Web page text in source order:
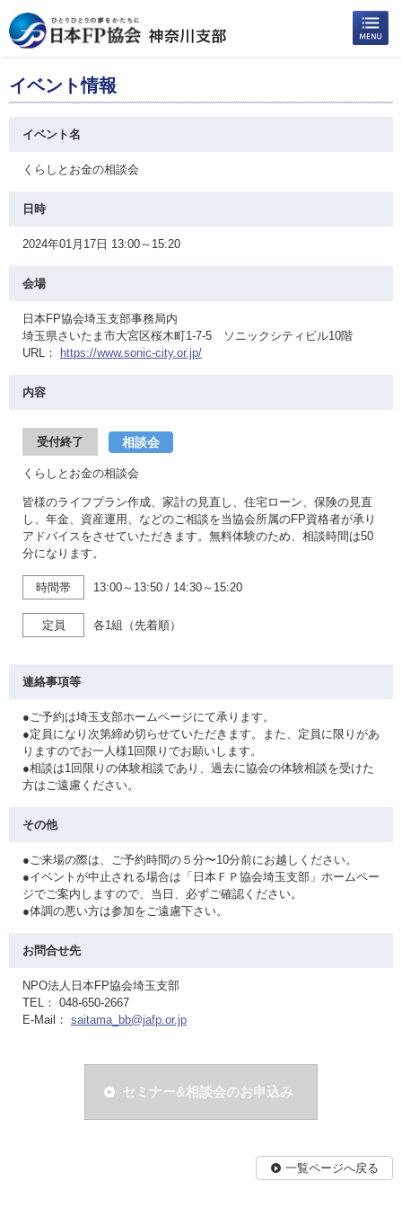
イベント情報
イベント名
くらしとお金の相談会
日時
2024年01月17日 13:00～15:20
会場
日本FP協会埼玉支部事務局内
埼玉県さいたま市大宮区桜木町1-7-5 ソニックシティビル10階
URL：
https://www.sonic-city.or.jp/
内容
受付終了 相談会
くらしとお金の相談会
皆様のライフプラン作成、家計の見直し、住宅ローン、保険の見直
し、年金、資産運用、などのご相談を当協会所属のFP資格者が承り
アドバイスをさせていただきます。無料体験のため、相談時間は50
分になります。
時間帯 13:00～13:50 / 14:30～15:20
定員 各1組（先着順）
連絡事項等
●ご予約は埼玉支部ホームページにて承ります。
●定員になり次第締め切らせていただきます。また、定員に限りがあ
りますのでお一人様1回限りでお願いします。
●相談は1回限りの体験相談であり、過去に協会の体験相談を受けた
方はご遠慮ください。
その他
●ご来場の際は、ご予約時間の５分〜10分前にお越しください。
●イベントが中止される場合は「日本ＦＰ協会埼玉支部」ホームペー
ジでご案内しますので、当日、必ずご確認ください。
●体調の悪い方は参加をご遠慮下さい。
お問合せ先
NPO法人日本FP協会埼玉支部
TEL： 048-650-2667
E-Mail： saitama_bb@jafp.or.jp
セミナー&相談会のお申込み
一覧ページへ戻る